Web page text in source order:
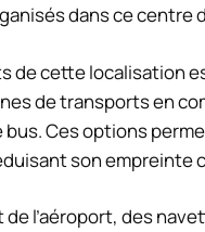
dans ce centre
de cette localisation
de transports en
Ces options
son empreinte
de l’aéroport, des